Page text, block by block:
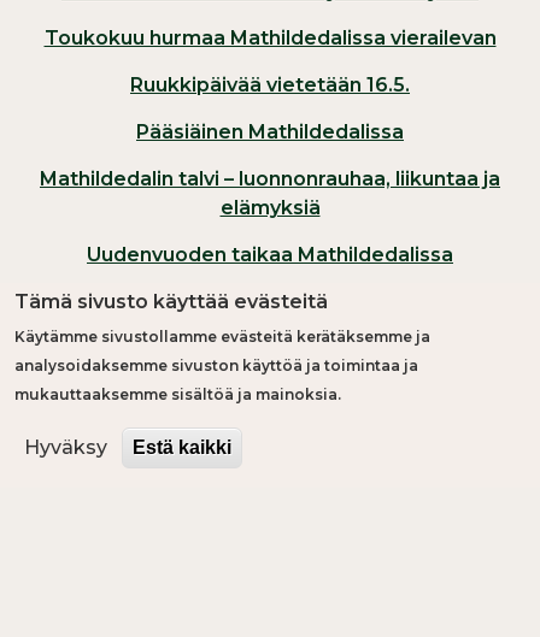
Toukokuu hurmaa Mathildedalissa vierailevan
Ruukkipäivää vietetään 16.5.
Pääsiäinen Mathildedalissa
Mathildedalin talvi – luonnonrauhaa, liikuntaa ja
elämyksiä
Uudenvuoden taikaa Mathildedalissa
Joulu saapuu Mathildedaliin
Marraskuu hellii Mathildedalissa
Tämä sivusto käyttää evästeitä
Käytämme sivustollamme evästeitä kerätäksemme ja
analysoidaksemme sivuston käyttöä ja toimintaa ja
mukauttaaksemme sisältöä ja mainoksia.
Hyväksy Estä kaikki